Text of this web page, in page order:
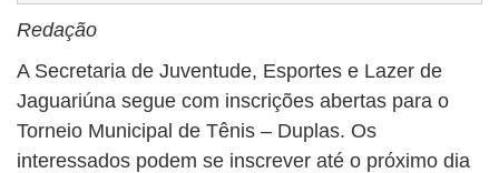
Redação
A Secretaria de Juventude, Esportes e Lazer de
Jaguariúna segue com inscrições abertas para o
Torneio Municipal de Tênis – Duplas. Os
interessados podem se inscrever até o próximo dia